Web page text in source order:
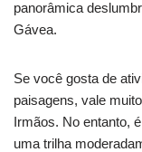
panorâmica
Gávea.
Se você gosta de
paisagens, vale
Irmãos. No entanto,
uma trilha